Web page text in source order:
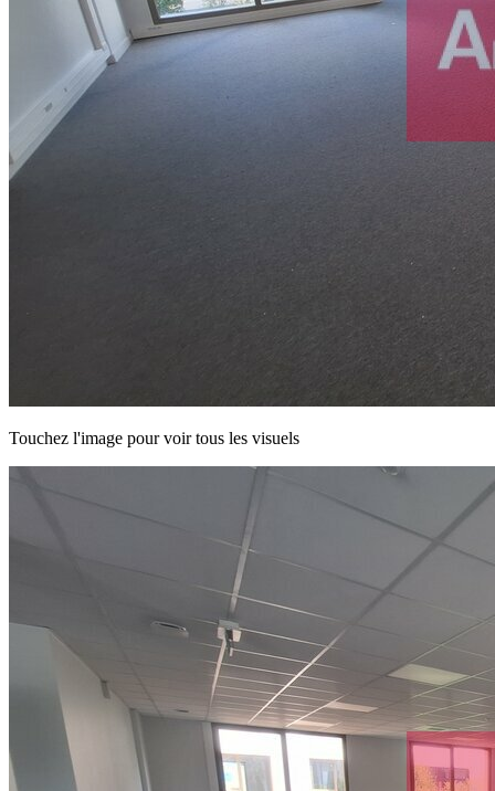
Touchez l'image pour voir tous les visuels